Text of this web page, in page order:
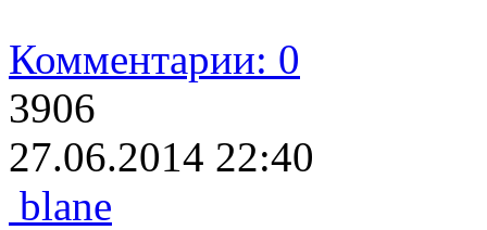
Комментарии: 0
3906
27.06.2014 22:40
blane